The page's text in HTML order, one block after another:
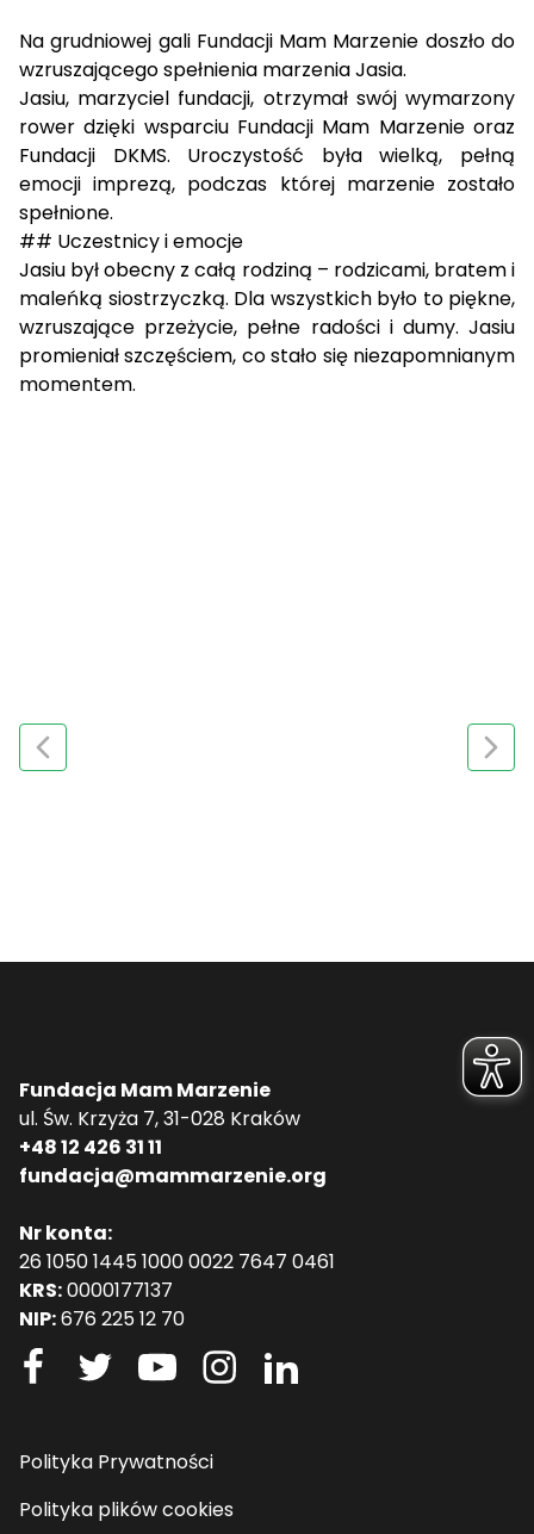
Na grudniowej gali Fundacji Mam Marzenie doszło do
wzruszającego spełnienia marzenia Jasia.
Jasiu, marzyciel fundacji, otrzymał swój wymarzony
rower dzięki wsparciu Fundacji Mam Marzenie oraz
Fundacji DKMS. Uroczystość była wielką, pełną
emocji imprezą, podczas której marzenie zostało
spełnione.
## Uczestnicy i emocje
Jasiu był obecny z całą rodziną – rodzicami, bratem i
maleńką siostrzyczką. Dla wszystkich było to piękne,
wzruszające przeżycie, pełne radości i dumy. Jasiu
promieniał szczęściem, co stało się niezapomnianym
momentem.
Fundacja Mam Marzenie
ul. Św. Krzyża 7, 31-028 Kraków
+48 12 426 31 11
fundacja@mammarzenie.org
Nr konta:
26 1050 1445 1000 0022 7647 0461
KRS:0000177137
NIP:676 225 12 70
Polityka Prywatności
Polityka plików cookies